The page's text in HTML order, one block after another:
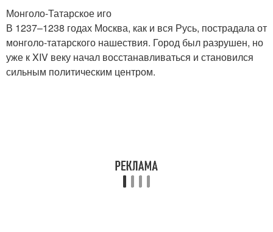
Монголо-Татарское иго
В 1237–1238 годах Москва, как и вся Русь, пострадала от
монголо-татарского нашествия. Город был разрушен, но
уже к XIV веку начал восстанавливаться и становился
сильным политическим центром.